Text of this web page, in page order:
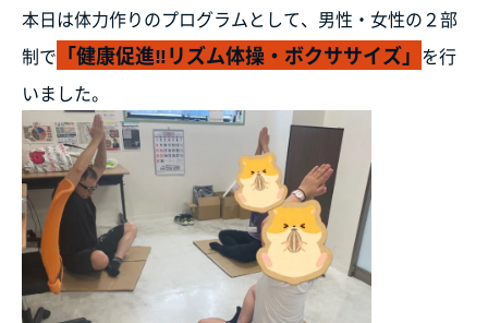
本日は体力作りのプログラムとして、男性・女性の２部
制で 「健康促進‼リズム体操・ボクササイズ」 を行
いました。